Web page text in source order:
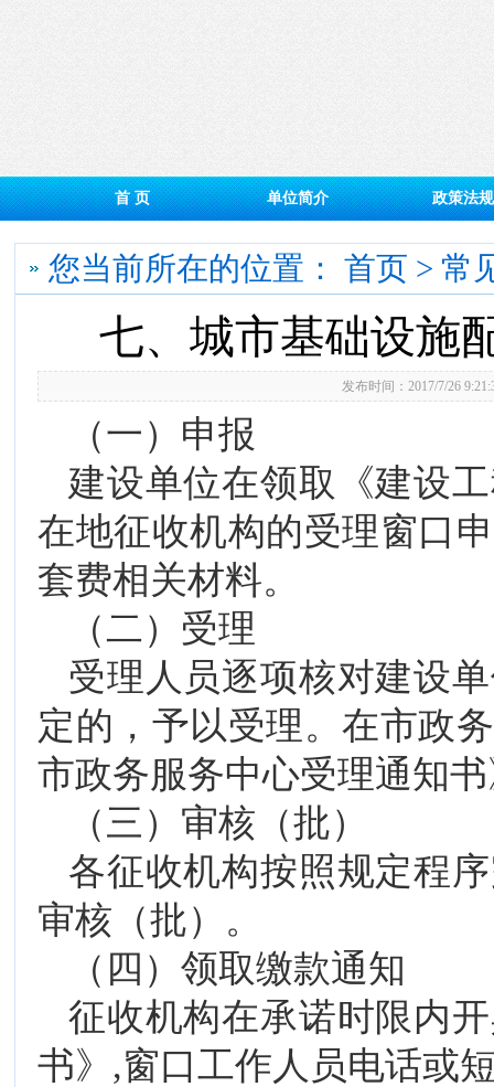
首 页 单位简介 政策法规
您当前所在的位置： 首页 > 常
七、城市基础设施
发布时间：2017/7/26
（一）申报
建设单位在领取《建设
在地征收机构的受理窗口
套费相关材料。
（二）受理
受理人员逐项核对建设
定的，予以受理。在市政
市政务服务中心受理通知
（三）审核（批）
各征收机构按照规定程
审核（批）。
（四）领取缴款通知
征收机构在承诺时限内
书》,窗口工作人员电话或